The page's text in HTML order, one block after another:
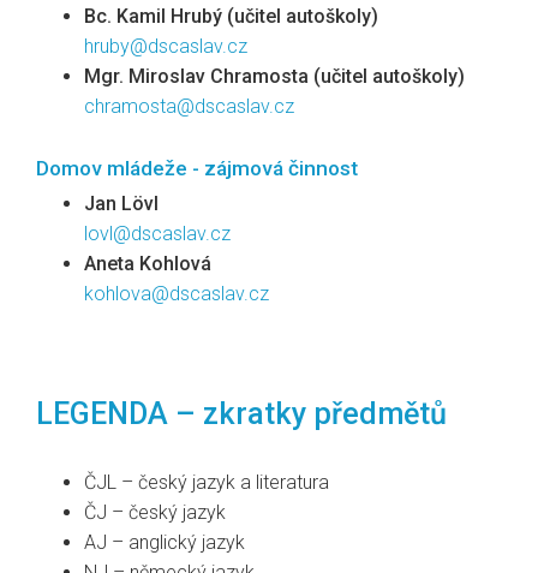
Bc. Kamil Hrubý (učitel autoškoly)
hruby@dscaslav.cz
Mgr. Miroslav Chramosta (učitel autoškoly)
chramosta@dscaslav.cz
Domov mládeže - zájmová činnost
Jan Lövl
lovl@dscaslav.cz
Aneta Kohlová
kohlova@dscaslav.cz
LEGENDA – zkratky předmětů
ČJL – český jazyk a literatura
ČJ – český jazyk
AJ – anglický jazyk